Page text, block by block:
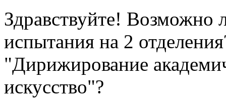
Здравствуйте! Возможно
испытания на 2
"Дирижирование
искусство"?